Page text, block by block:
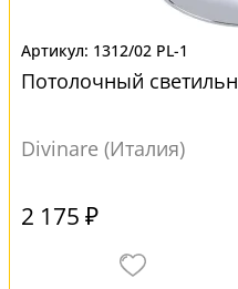
1312/02 PL-1
Потолочный
Divinare (Италия)
2 175 ₽